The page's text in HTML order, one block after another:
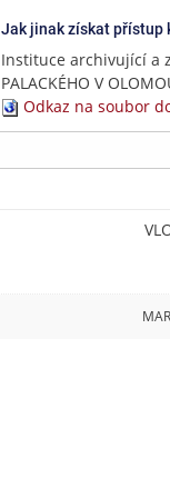
Jak jinak získat přístup
Instituce archivující a
PALACKÉHO V
Odkaz na soubor